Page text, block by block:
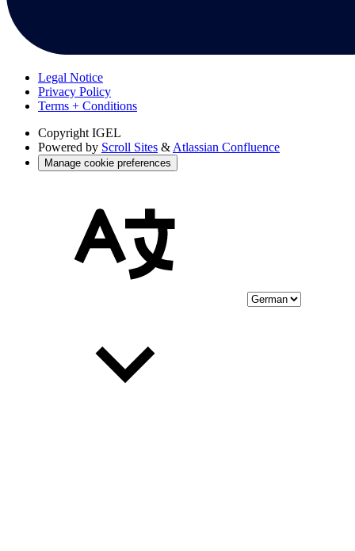
Legal Notice
Privacy Policy
Terms + Conditions
Copyright IGEL
Powered by Scroll Sites & Atlassian Confluence
Manage cookie preferences